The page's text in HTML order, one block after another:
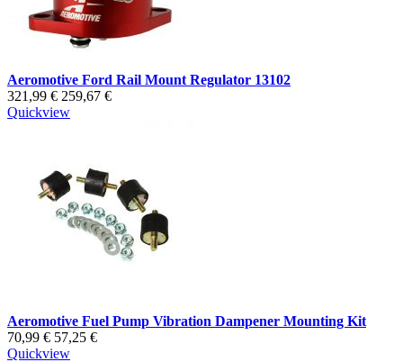
Aeromotive Ford Rail Mount Regulator 13102
321,99 € 259,67 €
Quickview
Aeromotive Fuel Pump Vibration Dampener Mounting Kit
70,99 € 57,25 €
Quickview